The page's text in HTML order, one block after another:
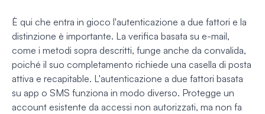
È qui che entra in gioco l'autenticazione a due fattori e la
distinzione è importante. La verifica basata su e-mail,
come i metodi sopra descritti, funge anche da convalida,
poiché il suo completamento richiede una casella di posta
attiva e recapitable. L'autenticazione a due fattori basata
su app o SMS funziona in modo diverso. Protegge un
account esistente da accessi non autorizzati, ma non fa